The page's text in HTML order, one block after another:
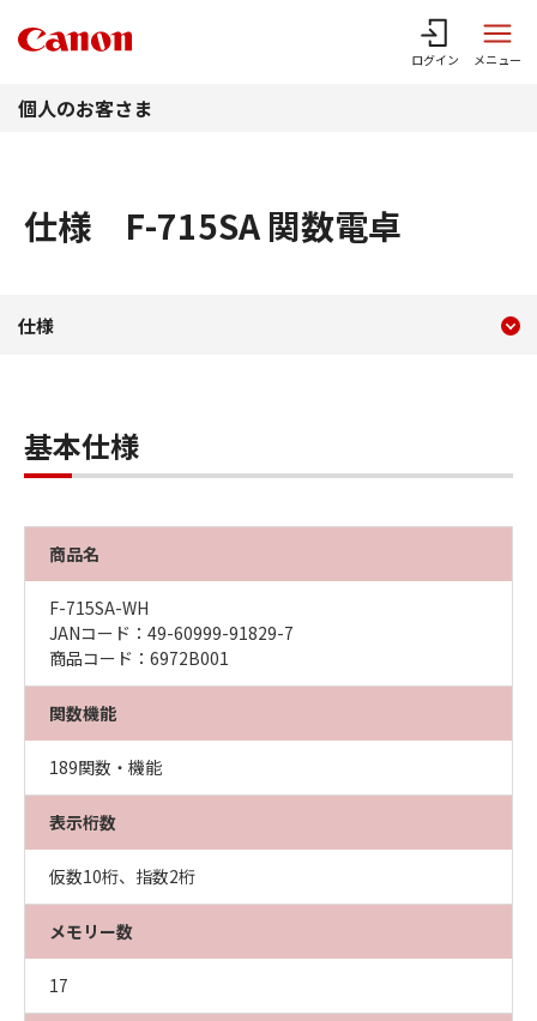
ログイン メニュー
個人のお客さま
仕様 F-715SA 関数電卓
仕様
基本仕様
商品名
F-715SA-WH
JANコード：49-60999-91829-7
商品コード：6972B001
関数機能
189関数・機能
表示桁数
仮数10桁、指数2桁
メモリー数
17